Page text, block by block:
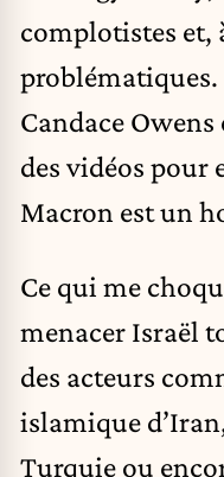
complotistes et,
Candace
des vidéos pour
Macron est un
Ce qui me
menacer Israël
des acteurs
islamique
Turquie ou